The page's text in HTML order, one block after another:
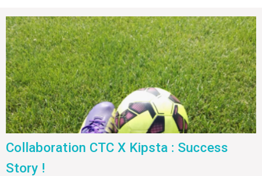
Collaboration CTC X Kipsta : Success
Story !